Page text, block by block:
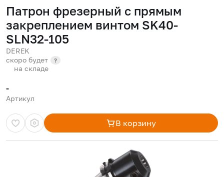
Патрон фрезерный с прямым
закреплением винтом SK40-
SLN32-105
DEREK
скоро будет
?
на складе
-
Артикул
В корзину